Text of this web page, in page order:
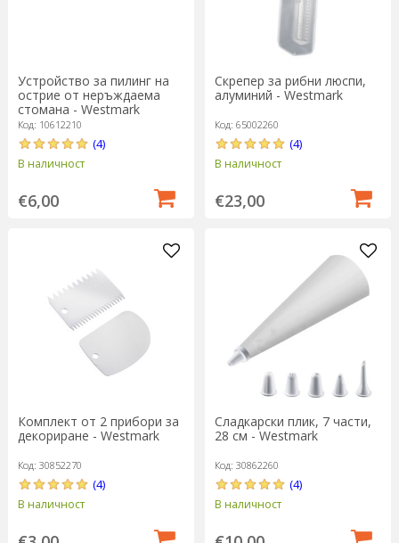
Устройство за пилинг на
острие от неръждаема
стомана - Westmark
Код: 10612210
(4)
В наличност
€6,00
Скрепер за рибни люспи,
алуминий - Westmark
Код: 65002260
(4)
В наличност
€23,00
Комплект от 2 прибори за
декориране - Westmark
Код: 30852270
(4)
В наличност
Сладкарски плик, 7 части,
28 см - Westmark
Код: 30862260
(4)
В наличност